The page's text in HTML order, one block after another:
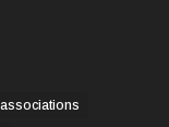
associations